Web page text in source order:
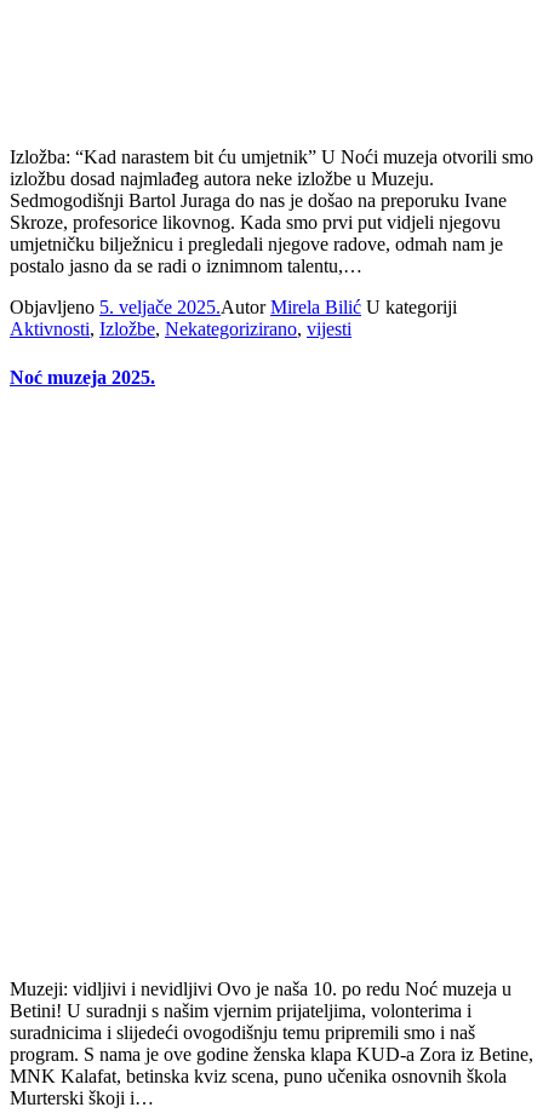
Izložba: “Kad narastem bit ću umjetnik” U Noći muzeja otvorili smo
izložbu dosad najmlađeg autora neke izložbe u Muzeju.
Sedmogodišnji Bartol Juraga do nas je došao na preporuku Ivane
Skroze, profesorice likovnog. Kada smo prvi put vidjeli njegovu
umjetničku bilježnicu i pregledali njegove radove, odmah nam je
postalo jasno da se radi o iznimnom talentu,…
Objavljeno 5. veljače 2025.AutorMirela Bilić U kategoriji
Aktivnosti, Izložbe, Nekategorizirano, vijesti
Noć muzeja 2025.
Muzeji: vidljivi i nevidljivi Ovo je naša 10. po redu Noć muzeja u
Betini! U suradnji s našim vjernim prijateljima, volonterima i
suradnicima i slijedeći ovogodišnju temu pripremili smo i naš
program. S nama je ove godine ženska klapa KUD-a Zora iz Betine,
MNK Kalafat, betinska kviz scena, puno učenika osnovnih škola
Murterski škoji i…